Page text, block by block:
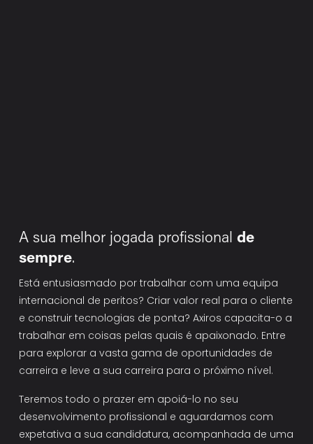
A sua melhor jogada profissional de
sempre.
Está entusiasmado por trabalhar com uma equipa
internacional de peritos? Criar valor real para o cliente
e construir tecnologias de ponta? Axiros capacita-o a
trabalhar em coisas pelas quais é apaixonado. Entre
para explorar a vasta gama de oportunidades de
carreira e leve a sua carreira para o próximo nível.
Teremos todo o prazer em apoiá-lo no seu
desenvolvimento profissional e aguardamos com
expetativa a sua candidatura, acompanhada de uma